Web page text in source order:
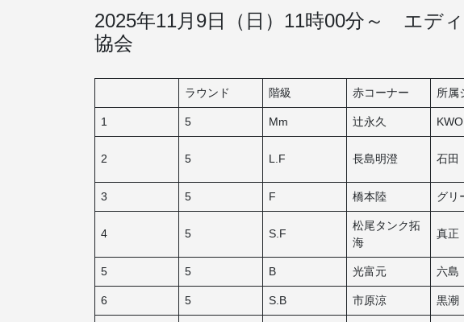
2025年11月9日（日）11時00分～ エデ
協会
ラウンド 階級 赤コーナー 所属
1 5 Mm 辻永久
2 5 L.F 長島明澄 石田
3 5 F 橋本陸 グリ
4 5 S.F
松尾タンク拓
海
真正
5 5 B 光富元 六島
6 5 S.B 市原涼 黒潮